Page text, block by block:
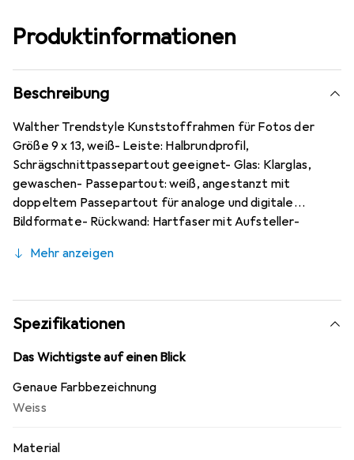
Produktinformationen
Beschreibung
Walther Trendstyle Kunststoffrahmen für Fotos der
Größe 9 x 13, weiß- Leiste: Halbrundprofil,
Schrägschnittpassepartout geeignet- Glas: Klarglas,
gewaschen- Passepartout: weiß, angestanzt mit
doppeltem Passepartout für analoge und digitale
Bildformate- Rückwand: Hartfaser mit Aufsteller-
Verschlusssystem: Drehklammer-Verschluss-
Mehr anzeigen
Spezifikationen
Das Wichtigste auf einen Blick
Genaue Farbbezeichnung
Weiss
Material